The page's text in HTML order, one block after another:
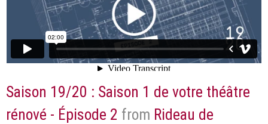
Saison 19/20 : Saison 1 de votre théâtre
rénové - Épisode 2 from Rideau de